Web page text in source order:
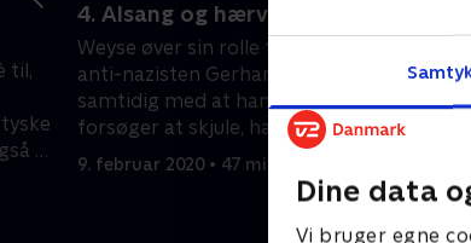
Dine data
Vi bruger egne
til,
en
4. Alsang og hærværk
Weyse øver sin rolle til 'Hærværk' med
anti-nazisten Gerhard Flügelhorn,
samtidig med at han febrilsk
forsøger at skjule, han har optrådt
for tyskerne i Skagen.
9. februar 2020 • 47 min